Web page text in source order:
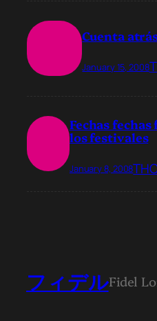
Cuenta
January 15, 2008
Fechas
los festivales
January 8, 2008
フィデルFidel